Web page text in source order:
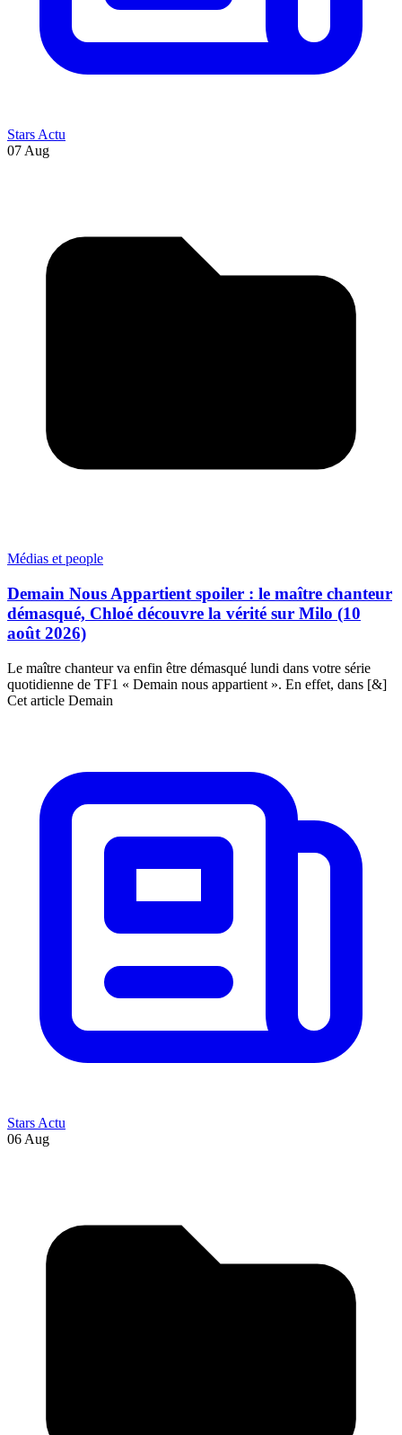
Stars Actu
07 Aug
Médias et people
Demain Nous Appartient spoiler : le maître chanteur
démasqué, Chloé découvre la vérité sur Milo (10
août 2026)
Le maître chanteur va enfin être démasqué lundi dans votre série
quotidienne de TF1 « Demain nous appartient ». En effet, dans [&]
Cet article Demain
Stars Actu
06 Aug